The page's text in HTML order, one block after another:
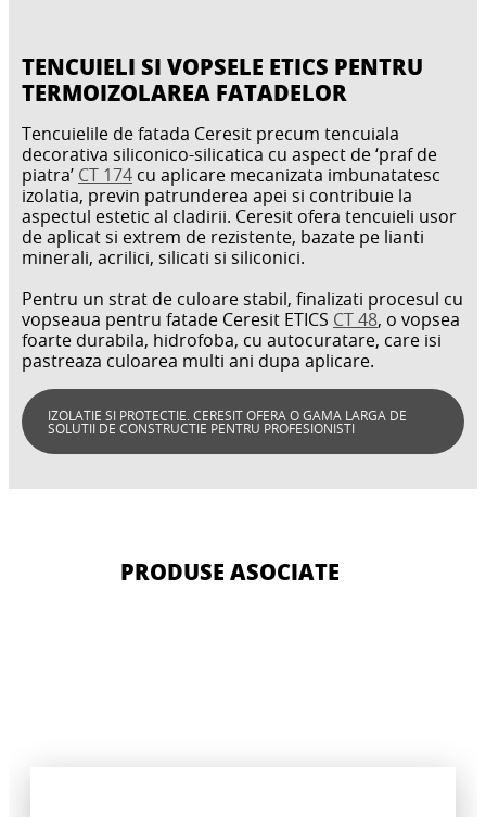
TENCUIELI SI VOPSELE ETICS PENTRU
TERMOIZOLAREA FATADELOR
Tencuielile de fatada Ceresit precum tencuiala
decorativa siliconico-silicatica cu aspect de ‘praf de
piatra’ CT 174 cu aplicare mecanizata imbunatatesc
izolatia, previn patrunderea apei si contribuie la
aspectul estetic al cladirii. Ceresit ofera tencuieli usor
de aplicat si extrem de rezistente, bazate pe lianti
minerali, acrilici, silicati si siliconici.
Pentru un strat de culoare stabil, finalizati procesul cu
vopseaua pentru fatade Ceresit ETICS CT 48, o vopsea
foarte durabila, hidrofoba, cu autocuratare, care isi
pastreaza culoarea multi ani dupa aplicare.
IZOLATIE SI PROTECTIE. CERESIT OFERA O GAMA LARGA DE
SOLUTII DE CONSTRUCTIE PENTRU PROFESIONISTI
PRODUSE ASOCIATE